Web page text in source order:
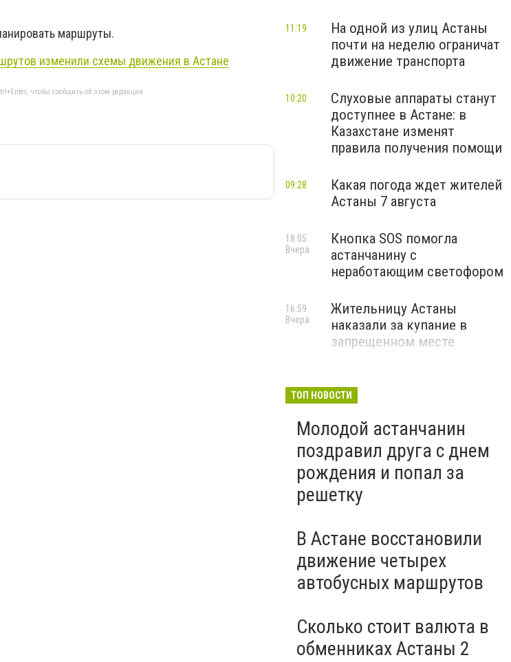
маршруты.
изменили схемы движения в Астане
чтобы сообщить об этом редакции
На одной из улиц Астаны
почти на неделю ограничат
движение транспорта
11:19
Слуховые аппараты станут
доступнее в Астане: в
Казахстане изменят
правила получения помощи
10:20
Какая погода ждет жителей
Астаны 7 августа
09:28
Кнопка SOS помогла
астанчанину с
неработающим светофором
18:05
Вчера
Жительницу Астаны
наказали за купание в
запрещенном месте
16:59
Вчера
ТОП НОВОСТИ
Молодой астанчанин
поздравил друга с днем
рождения и попал за
решетку
В Астане восстановили
движение четырех
автобусных маршрутов
Сколько стоит валюта в
обменниках Астаны 2